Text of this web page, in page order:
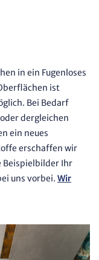
in ein Fugenloses
ist
Bei Bedarf
dergleichen
ein neues
erschaffen wir
Beispielbilder Ihr
uns vorbei. Wir